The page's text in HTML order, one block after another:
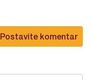
Postavite komentar